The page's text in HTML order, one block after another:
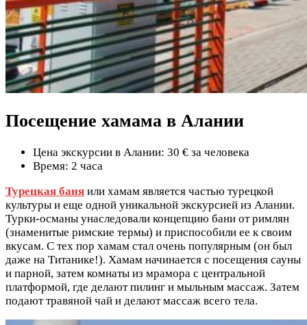
Посещение хамама в Алании
Цена экскурсии в Алании: 30 € за человека
Время: 2 часа
Турецкая баня или хамам является частью турецкой
культуры и еще одной уникальной экскурсией из Алании.
Турки-османы унаследовали концепцию бани от римлян
(знаменитые римские термы) и приспособили ее к своим
вкусам. С тех пор хамам стал очень популярным (он был
даже на Титанике!). Хамам начинается с посещения сауны
и парной, затем комнаты из мрамора с центральной
платформой, где делают пилинг и мыльным массаж. Затем
подают травяной чай и делают массаж всего тела.